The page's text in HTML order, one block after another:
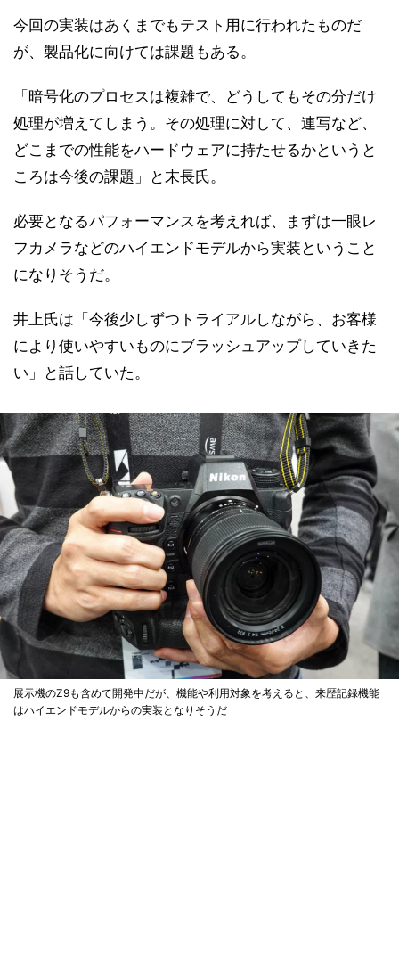
今回の実装はあくまでもテスト用に行われたものだ
が、製品化に向けては課題もある。
「暗号化のプロセスは複雑で、どうしてもその分だけ
処理が増えてしまう。その処理に対して、連写など、
どこまでの性能をハードウェアに持たせるかというと
ころは今後の課題」と末長氏。
必要となるパフォーマンスを考えれば、まずは一眼レ
フカメラなどのハイエンドモデルから実装ということ
になりそうだ。
井上氏は「今後少しずつトライアルしながら、お客様
により使いやすいものにブラッシュアップしていきた
い」と話していた。
展示機のZ9も含めて開発中だが、機能や利用対象を考えると、来歴記録機能
はハイエンドモデルからの実装となりそうだ